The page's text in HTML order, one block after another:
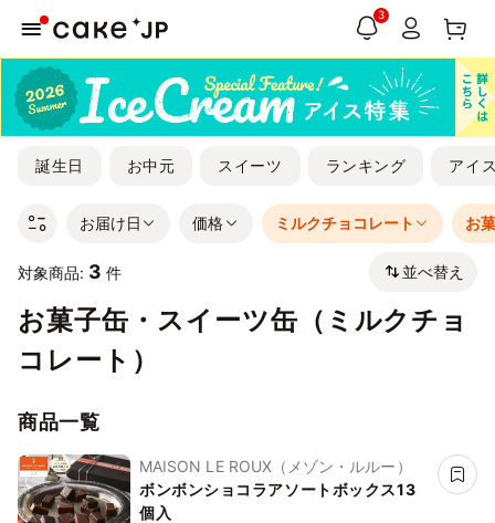
3
誕生日 お中元 スイーツ ランキング アイ
お届け日 価格 ミルクチョコレート お
対象商品: 3 件 並べ替え
お菓子缶・スイーツ缶（ミルクチョ
コレート）
商品一覧
MAISON LE ROUX（メゾン・ルルー）
ボンボンショコラアソートボックス13
個入